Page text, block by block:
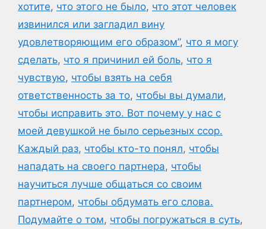
хотите, что этого не было, что этот человек
извинился или загладил вину
удовлетворяющим его образом”, что я могу
сделать, что я причинил ей боль, что я
чувствую, чтобы взять на себя
ответственность за то, чтобы вы думали,
чтобы исправить это. Вот почему у нас с
моей девушкой не было серьезных ссор.
Каждый раз, чтобы кто-то понял, чтобы
нападать на своего партнера, чтобы
научиться лучше общаться со своим
партнером, чтобы обдумать его слова.
Подумайте о том, чтобы погружаться в суть,